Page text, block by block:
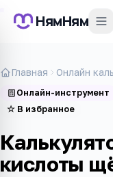
НямНям
Главная Онлайн
Онлайн-инструмент
☆ В избранное
кислоты